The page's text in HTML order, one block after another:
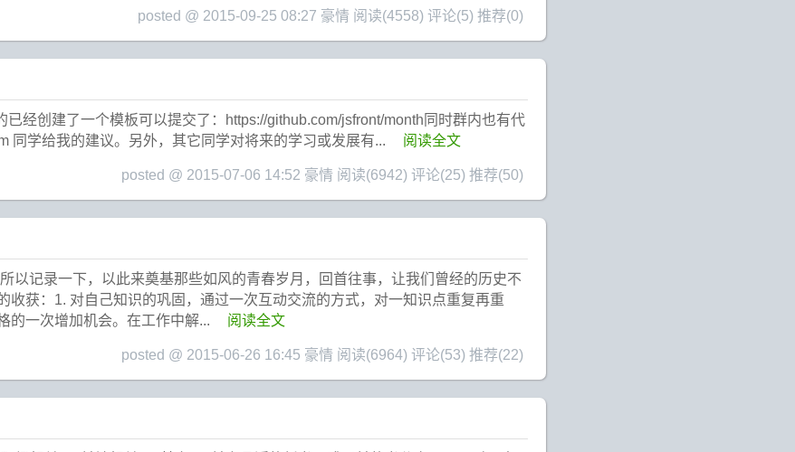
posted @ 2015-09-25 08:27 豪情 阅读(4558) 评论(5) 推荐(0)
经创建了一个模板可以提交了：https://github.com/jsfront/month同时群内也有代
同学给我的建议。另外，其它同学对将来的学习或发展有...
阅读全文
posted @ 2015-07-06 14:52 豪情 阅读(6942) 评论(25) 推荐(50)
以记录一下，以此来奠基那些如风的青春岁月，回首往事，让我们曾经的历史不
获：1. 对自己知识的巩固，通过一次互动交流的方式，对一知识点重复再重
的一次增加机会。在工作中解...
阅读全文
posted @ 2015-06-26 16:45 豪情 阅读(6964) 评论(53) 推荐(22)